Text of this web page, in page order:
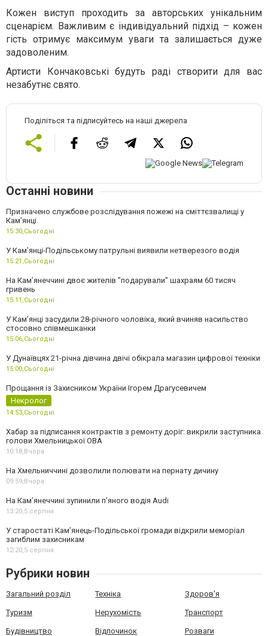
Кожен виступ проходить за авторських унікальним
сценарієм. Важливим є індивідуальний підхід – кожен
гість отримує максимум уваги та залишається дуже
задоволеним.
Артисти Кончаковські будуть раді створити для вас
незабутнє свято.
Поділіться та підписуйтесь на наші джерела
Останні новини
Призначено службове розслідування пожежі на сміттєзвалищі у
Кам’янці
15:30,Сьогодні
У Кам’янці-Подільському патрульні виявили нетверезого водія
15:21,Сьогодні
На Камʼянеччині двоє жителів "подарували" шахраям 60 тисяч
гривень
15:11,Сьогодні
У Камʼянці засудили 28-річного чоловіка, який вчиняв насильство
стосовно співмешканки
15:06,Сьогодні
У Дунаївцях 21-річна дівчина двічі обікрала магазин цифрової техніки
15:00,Сьогодні
Прощання із Захисником України Ігорем Драгусевичем
Некролог
14:53,Сьогодні
Хабар за підписання контрактів з ремонту доріг: викрили заступника
голови Хмельницької ОВА
10:18,Вчора
На Хмельниччині дозволили полювати на пернату дичину
09:59,Вчора
На Камʼянеччині зупинили п'яного водія Audi
13:20,5 серпня
У старостаті Кам’янець-Подільської громади відкрили меморіал
загиблим захисникам
12:20,5 серпня
Рубрики новин
Загальний розділ Техніка Здоров'я
Туризм Нерухомість Транспорт
Будівництво Відпочинок Розваги